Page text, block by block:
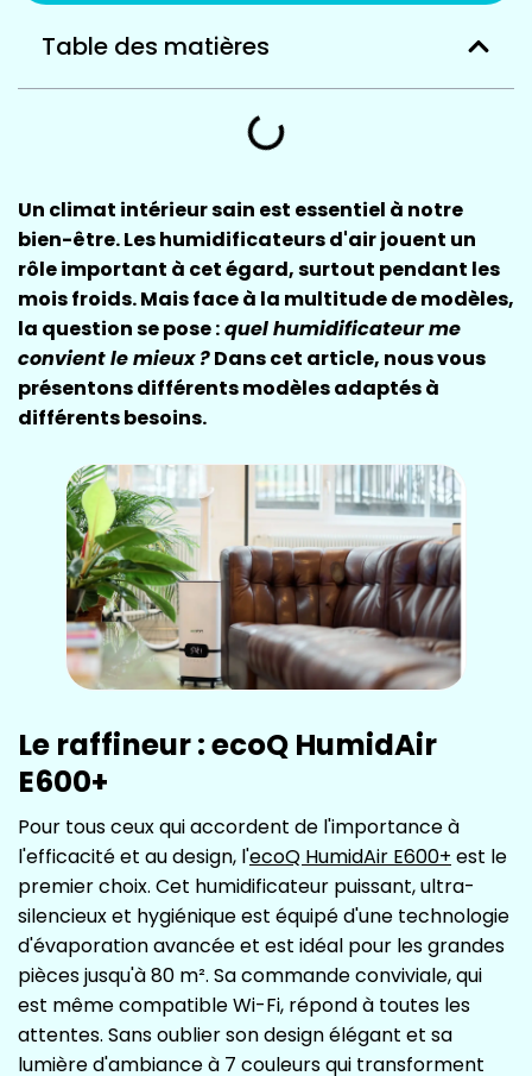
Table des matières
Un climat intérieur sain est essentiel à notre
bien-être. Les humidificateurs d'air jouent un
rôle important à cet égard, surtout pendant les
mois froids. Mais face à la multitude de modèles,
la question se pose :quel humidificateur me
convient le mieux ?Dans cet article, nous vous
présentons différents modèles adaptés à
différents besoins.
Le raffineur : ecoQ HumidAir
E600+
Pour tous ceux qui accordent de l'importance à
l'efficacité et au design, l'ecoQ HumidAir E600+ est le
premier choix. Cet humidificateur puissant, ultra-
silencieux et hygiénique est équipé d'une technologie
d'évaporation avancée et est idéal pour les grandes
pièces jusqu'à 80 m². Sa commande conviviale, qui
est même compatible Wi-Fi, répond à toutes les
attentes. Sans oublier son design élégant et sa
lumière d'ambiance à 7 couleurs qui transforment